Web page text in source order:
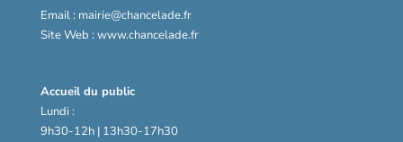
Email : mairie@chancelade.fr
Site Web : www.chancelade.fr
Accueil du public
Lundi :
9h30-12h | 13h30-17h30